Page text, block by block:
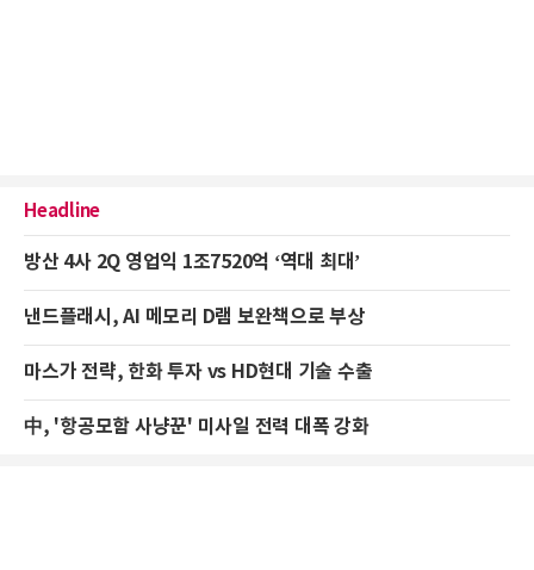
Headline
방산 4사 2Q 영업익 1조7520억 ‘역대 최대’
낸드플래시, AI 메모리 D램 보완책으로 부상
마스가 전략, 한화 투자 vs HD현대 기술 수출
中, '항공모함 사냥꾼' 미사일 전력 대폭 강화